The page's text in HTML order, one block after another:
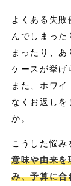
よくある失
んでしまった
まったり、
ケースが挙げ
また、ホワ
なくお返しを
か。
こうした悩み
意味や由来を
み、予算に合